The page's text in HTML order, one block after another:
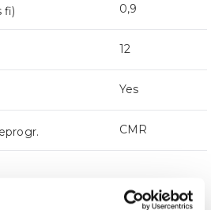
fi) 0,9
12
Yes
CMR